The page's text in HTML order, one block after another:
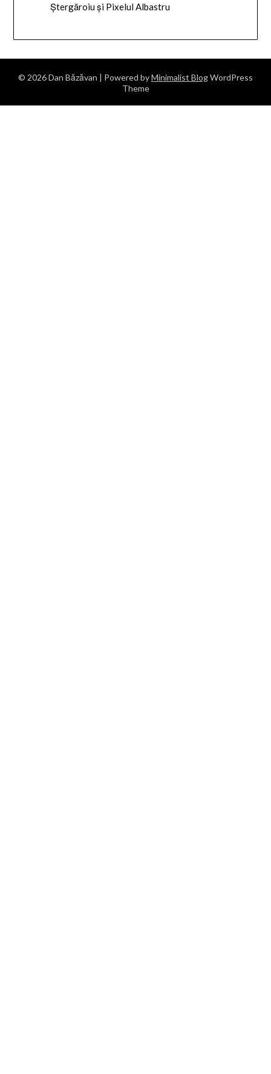
Ștergăroiu și Pixelul Albastru
© 2026 Dan Băzăvan | Powered byMinimalist BlogWordPress
Theme